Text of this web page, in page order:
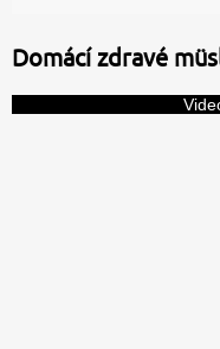
Domácí zdravé